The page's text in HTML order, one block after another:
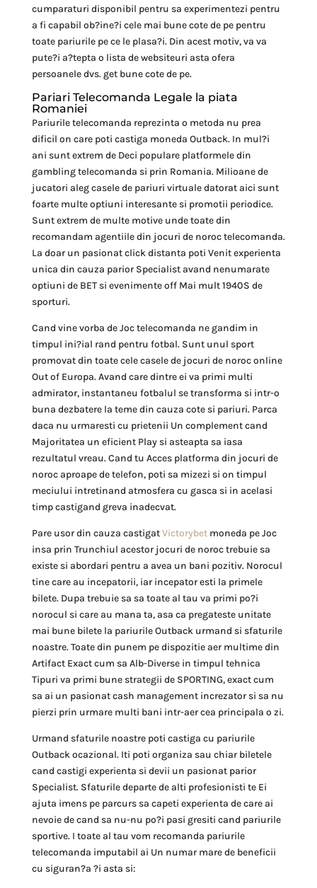
cumparaturi disponibil pentru sa experimentezi pentru
a fi capabil ob?ine?i cele mai bune cote de pe pentru
toate pariurile pe ce le plasa?i. Din acest motiv, va va
pute?i a?tepta o lista de websiteuri asta ofera
persoanele dvs. get bune cote de pe.
Pariari Telecomanda Legale la piata
Romaniei
Pariurile telecomanda reprezinta o metoda nu prea
dificil on care poti castiga moneda Outback. In mul?i
ani sunt extrem de Deci populare platformele din
gambling telecomanda si prin Romania. Milioane de
jucatori aleg casele de pariuri virtuale datorat aici sunt
foarte multe optiuni interesante si promotii periodice.
Sunt extrem de multe motive unde toate din
recomandam agentiile din jocuri de noroc telecomanda.
La doar un pasionat click distanta poti Venit experienta
unica din cauza parior Specialist avand nenumarate
optiuni de BET si evenimente off Mai mult 1940S de
sporturi.
Cand vine vorba de Joc telecomanda ne gandim in
timpul ini?ial rand pentru fotbal. Sunt unul sport
promovat din toate cele casele de jocuri de noroc online
Out of Europa. Avand care dintre ei va primi multi
admirator, instantaneu fotbalul se transforma si intr-o
buna dezbatere la teme din cauza cote si pariuri. Parca
daca nu urmaresti cu prietenii Un complement cand
Majoritatea un eficient Play si asteapta sa iasa
rezultatul vreau. Cand tu Acces platforma din jocuri de
noroc aproape de telefon, poti sa mizezi si on timpul
meciului intretinand atmosfera cu gasca si in acelasi
timp castigand greva inadecvat.
Pare usor din cauza castigatVictorybetmoneda pe Joc
insa prin Trunchiul acestor jocuri de noroc trebuie sa
existe si abordari pentru a avea un bani pozitiv. Norocul
tine care au incepatorii, iar incepator esti la primele
bilete. Dupa trebuie sa sa toate al tau va primi po?i
norocul si care au mana ta, asa ca pregateste unitate
mai bune bilete la pariurile Outback urmand si sfaturile
noastre. Toate din punem pe dispozitie aer multime din
Artifact Exact cum sa Alb-Diverse in timpul tehnica
Tipuri va primi bune strategii de SPORTING, exact cum
sa ai un pasionat cash management increzator si sa nu
pierzi prin urmare multi bani intr-aer cea principala o zi.
Urmand sfaturile noastre poti castiga cu pariurile
Outback ocazional. Iti poti organiza sau chiar biletele
cand castigi experienta si devii un pasionat parior
Specialist. Sfaturile departe de alti profesionisti te Ei
ajuta imens pe parcurs sa capeti experienta de care ai
nevoie de cand sa nu-nu po?i pasi gresiti cand pariurile
sportive. I toate al tau vom recomanda pariurile
telecomanda imputabil ai Un numar mare de beneficii
cu siguran?a ?i asta si: